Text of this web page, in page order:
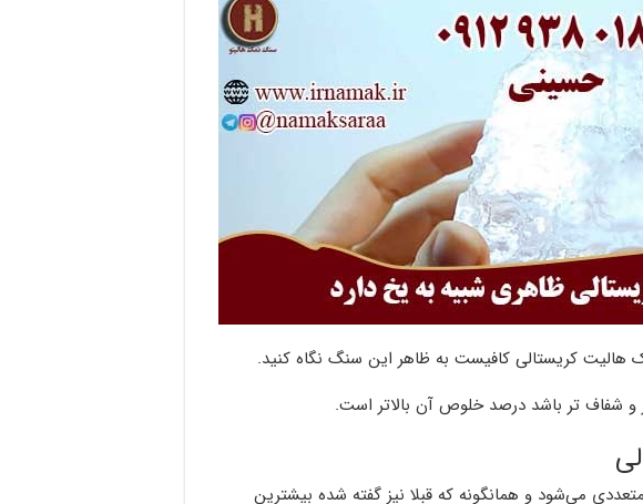
کریستالی کافیست به ظاهر این سنگ نگاه کنید.
تر باشد درصد خلوص آن بالاتر است.
می‌شود و همانگونه که قبلا نیز گفته شده بیشترین